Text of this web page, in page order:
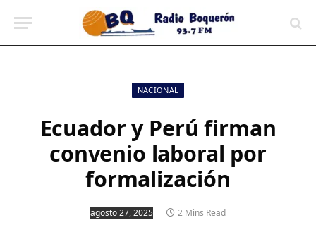
NACIONAL
Ecuador y Perú firman
convenio laboral por
formalización
agosto 27, 2025 2 Mins Read